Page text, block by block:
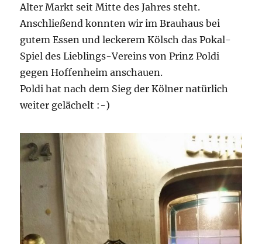
Alter Markt seit Mitte des Jahres steht.
Anschließend konnten wir im Brauhaus bei
gutem Essen und leckerem Kölsch das Pokal-
Spiel des Lieblings-Vereins von Prinz Poldi
gegen Hoffenheim anschauen.
Poldi hat nach dem Sieg der Kölner natürlich
weiter gelächelt :-)